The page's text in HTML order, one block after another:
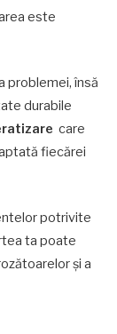
este
problemei, însă
durabile
care
fiecărei
potrivite
ta poate
și a